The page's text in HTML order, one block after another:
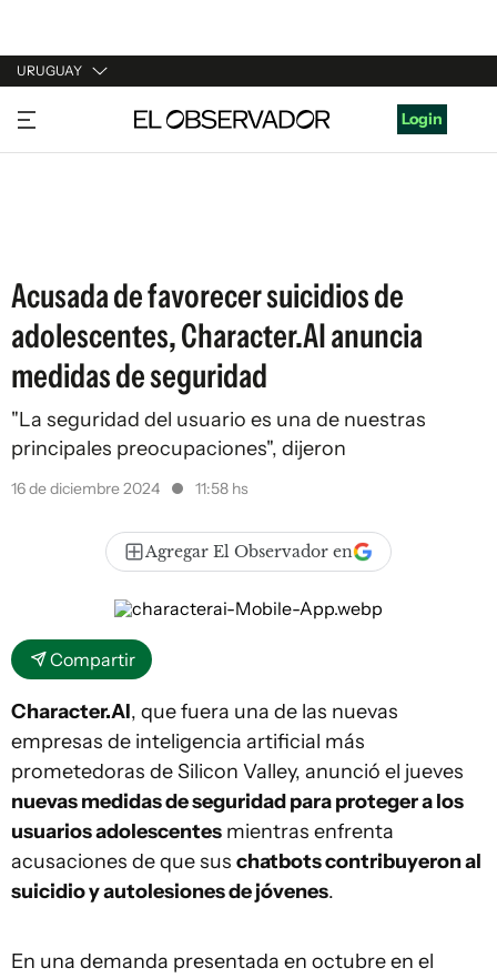
URUGUAY
URUGUAY
ARGENTINA
Login
Acusada de favorecer suicidios de
adolescentes, Character.AI anuncia
medidas de seguridad
"La seguridad del usuario es una de nuestras
principales preocupaciones", dijeron
16 de diciembre 2024 11:58 hs
Agregar El Observador en
Compartir
Character.AI, que fuera una de las nuevas
empresas de inteligencia artificial más
prometedoras de Silicon Valley, anunció el jueves
nuevas medidas de seguridad para proteger a los
usuarios adolescentes mientras enfrenta
acusaciones de que sus chatbots contribuyeron al
suicidio y autolesiones de jóvenes.
En una demanda presentada en octubre en el